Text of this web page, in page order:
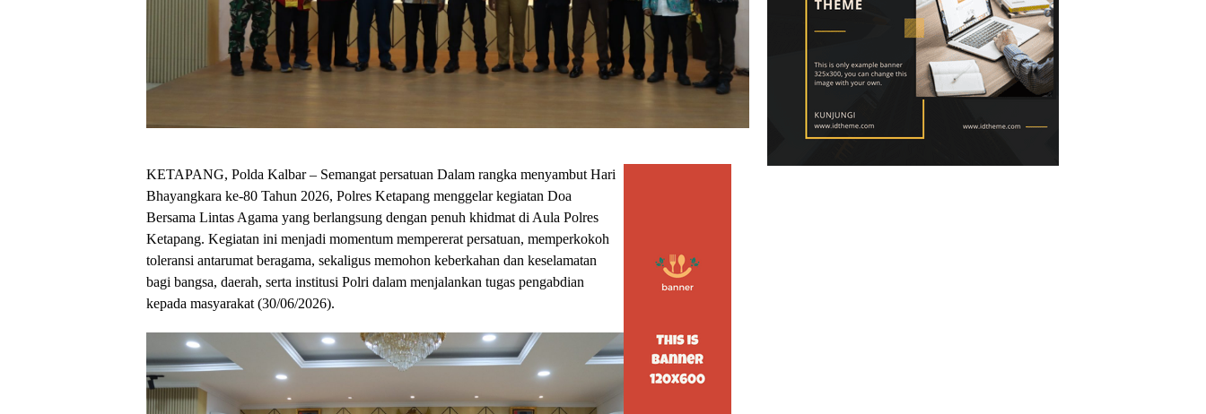
KETAPANG, Polda Kalbar – Semangat persatuan Dalam rangka menyambut Hari
Bhayangkara ke-80 Tahun 2026, Polres Ketapang menggelar kegiatan Doa
Bersama Lintas Agama yang berlangsung dengan penuh khidmat di Aula Polres
Ketapang. Kegiatan ini menjadi momentum mempererat persatuan, memperkokoh
toleransi antarumat beragama, sekaligus memohon keberkahan dan keselamatan
bagi bangsa, daerah, serta institusi Polri dalam menjalankan tugas pengabdian
kepada masyarakat (30/06/2026).